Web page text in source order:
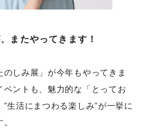
またやってきます！
のしみ展」が今年もやってきま
ベントも、魅力的な「とってお
”生活にまつわる楽しみ”が一挙に